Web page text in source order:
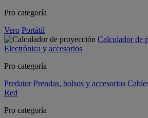
Pro categoría
Vero Portátil
Calculador de
Electrónica y accesorios
Pro categoría
Predator Prendas, bolsos y accesorios
Red
Pro categoría